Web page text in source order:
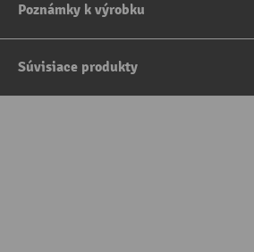
Poznámky k výrobku
Súvisiace produkty